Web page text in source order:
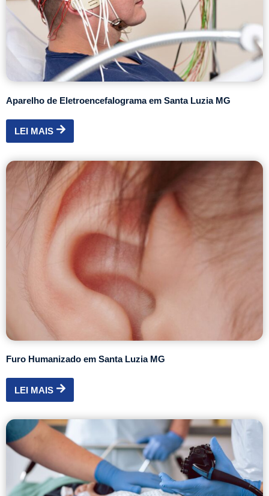
Aparelho de Eletroencefalograma em Santa Luzia MG
LEI MAIS
Furo Humanizado em Santa Luzia MG
LEI MAIS